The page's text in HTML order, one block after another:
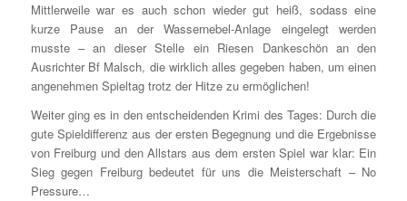
Mittlerweile war es auch schon wieder gut heiß, sodass eine
kurze Pause an der Wassernebel-Anlage eingelegt werden
musste – an dieser Stelle ein Riesen Dankeschön an den
Ausrichter Bf Malsch, die wirklich alles gegeben haben, um einen
angenehmen Spieltag trotz der Hitze zu ermöglichen!
Weiter ging es in den entscheidenden Krimi des Tages: Durch die
gute Spieldifferenz aus der ersten Begegnung und die Ergebnisse
von Freiburg und den Allstars aus dem ersten Spiel war klar: Ein
Sieg gegen Freiburg bedeutet für uns die Meisterschaft – No
Pressure…